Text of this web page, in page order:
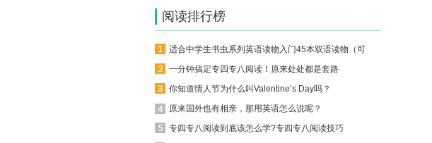
阅读排行榜
一分钟搞定专四专八阅读！原来处处都是套路
你知道情人节为什么叫Valentine’s Day吗？
原来国外也有相亲，那用英语怎么说呢？
专四专八阅读到底该怎么学?专四专八阅读技巧